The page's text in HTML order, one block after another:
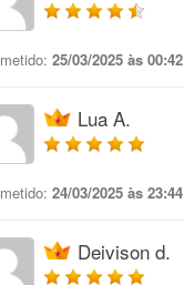
25/03/2025 às 00:42
Lua A.
24/03/2025 às 23:44
Deivison d.